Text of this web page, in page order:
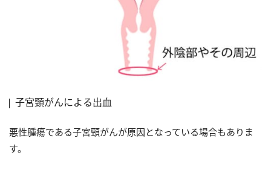
子宮頸がんによる出血
悪性腫瘍である子宮頸がんが原因となっている場合もありま
す。